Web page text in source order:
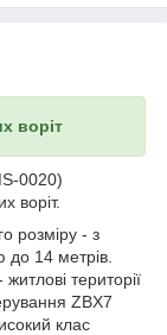
воріт
0020)
воріт.
розміру - з
до 14 метрів.
території
ZBX7
клас